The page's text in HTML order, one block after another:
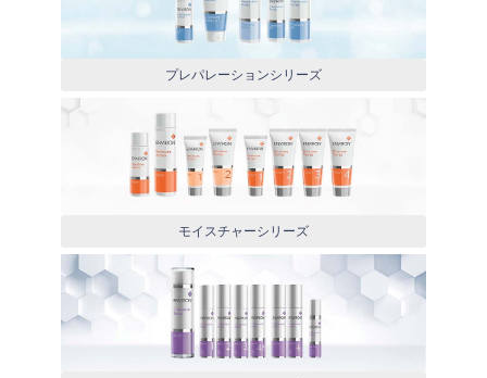
プレパレーションシリーズ
モイスチャーシリーズ